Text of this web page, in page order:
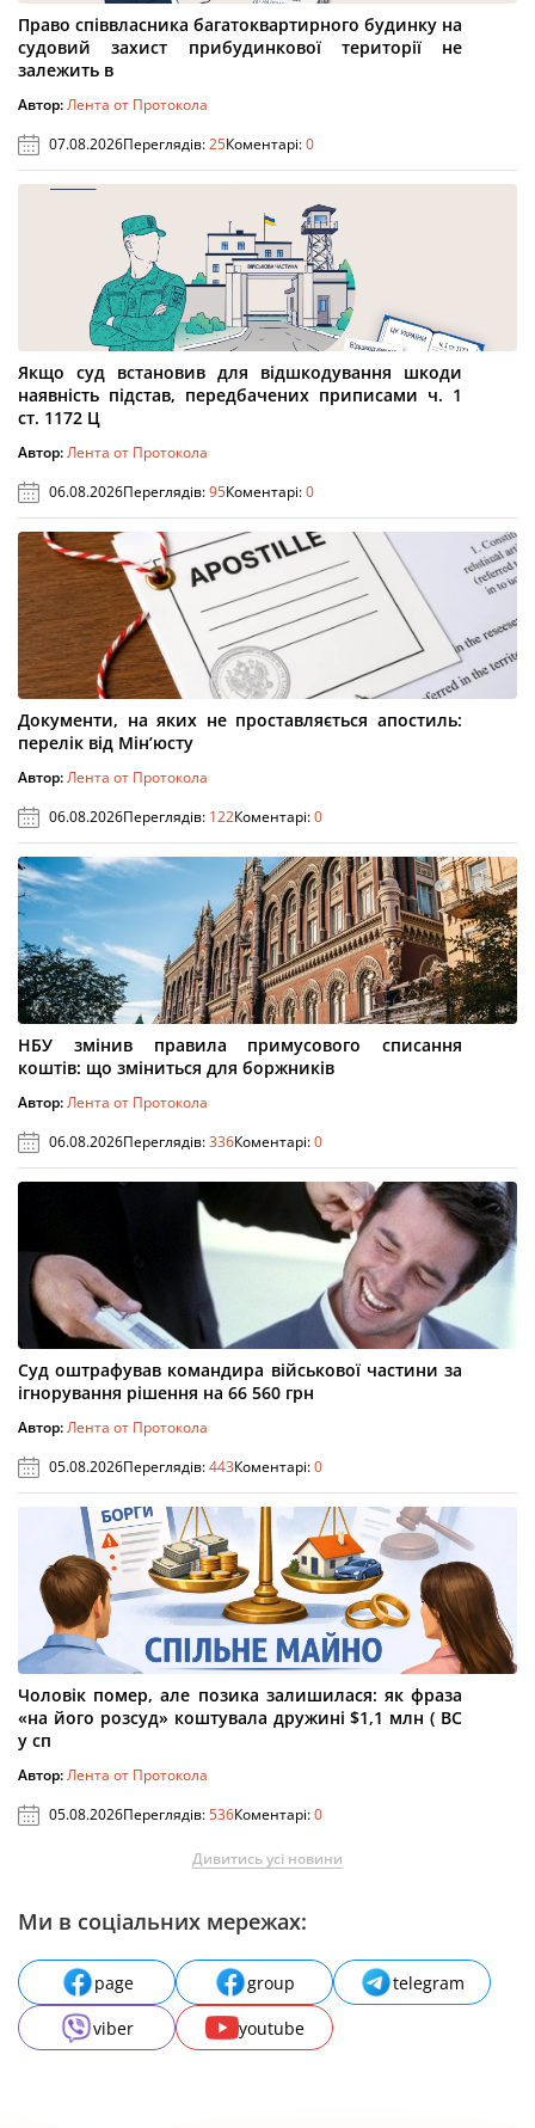
Право співвласника багатоквартирного будинку на
судовий захист прибудинкової території не
залежить в
Автор:Лента от Протокола
07.08.2026Переглядів:25Коментарі:0
Якщо суд встановив для відшкодування шкоди
наявність підстав, передбачених приписами ч. 1
ст. 1172 Ц
Автор:Лента от Протокола
06.08.2026Переглядів:95Коментарі:0
Документи, на яких не проставляється апостиль:
перелік від Мін’юсту
Автор:Лента от Протокола
06.08.2026Переглядів: 122Коментарі:0
НБУ змінив правила примусового списання
коштів: що зміниться для боржників
Автор:Лента от Протокола
06.08.2026Переглядів:336Коментарі:0
Суд оштрафував командира військової частини за
ігнорування рішення на 66 560 грн
Автор:Лента от Протокола
05.08.2026Переглядів:443Коментарі:0
Чоловік помер, але позика залишилася: як фраза
«на його розсуд» коштувала дружині $1,1 млн ( ВС
у сп
Автор:Лента от Протокола
05.08.2026Переглядів:536Коментарі:0
Дивитись усі новини
Ми в соціальних мережах:
page group
telegram
viber
youtube